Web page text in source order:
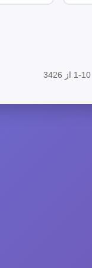
1-10 از 3426